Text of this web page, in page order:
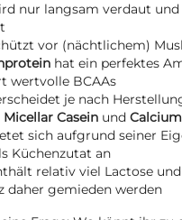
nur langsam verdaut
vor (nächtlichem)
hat ein perfektes
wertvolle BCAAs
je nach
Micellar Casein und
sich aufgrund seiner
Küchenzutat an
relativ viel Lactose
daher gemieden werden